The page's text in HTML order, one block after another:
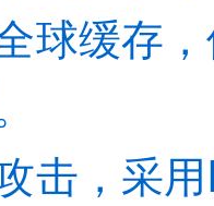
球缓存
击，采